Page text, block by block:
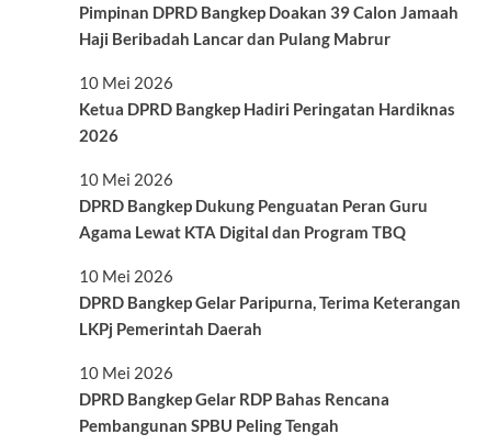
Pimpinan DPRD Bangkep Doakan 39 Calon Jamaah
Haji Beribadah Lancar dan Pulang Mabrur
10 Mei 2026
Ketua DPRD Bangkep Hadiri Peringatan Hardiknas
2026
10 Mei 2026
DPRD Bangkep Dukung Penguatan Peran Guru
Agama Lewat KTA Digital dan Program TBQ
10 Mei 2026
DPRD Bangkep Gelar Paripurna, Terima Keterangan
LKPj Pemerintah Daerah
10 Mei 2026
DPRD Bangkep Gelar RDP Bahas Rencana
Pembangunan SPBU Peling Tengah